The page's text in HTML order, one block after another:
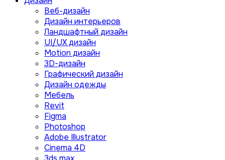
Веб-дизайн
Дизайн интерьеров
Ландшафтный дизайн
UI/UX дизайн
Motion дизайн
3D-дизайн
Графический дизайн
Дизайн одежды
Мебель
Revit
Figma
Photoshop
Adobe Illustrator
Сinema 4D